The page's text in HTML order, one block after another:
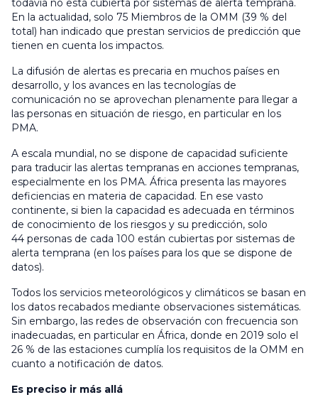
todavía no está cubierta por sistemas de alerta temprana.
En la actualidad, solo 75 Miembros de la OMM (39 % del
total) han indicado que prestan servicios de predicción que
tienen en cuenta los impactos.
La difusión de alertas es precaria en muchos países en
desarrollo, y los avances en las tecnologías de
comunicación no se aprovechan plenamente para llegar a
las personas en situación de riesgo, en particular en los
PMA.
A escala mundial, no se dispone de capacidad suficiente
para traducir las alertas tempranas en acciones tempranas,
especialmente en los PMA. África presenta las mayores
deficiencias en materia de capacidad. En ese vasto
continente, si bien la capacidad es adecuada en términos
de conocimiento de los riesgos y su predicción, solo
44 personas de cada 100 están cubiertas por sistemas de
alerta temprana (en los países para los que se dispone de
datos).
Todos los servicios meteorológicos y climáticos se basan en
los datos recabados mediante observaciones sistemáticas.
Sin embargo, las redes de observación con frecuencia son
inadecuadas, en particular en África, donde en 2019 solo el
26 % de las estaciones cumplía los requisitos de la OMM en
cuanto a notificación de datos.
Es preciso ir más allá